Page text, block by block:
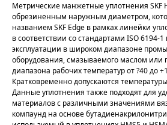
Метрические манжетные уплотнения SKF
обрезиненным наружным диаметром,
названием SKF Edge в рамках линейки
в соответствии со стандартами ISO 6194-
эксплуатации в широком диапазоне
оборудования, смазываемого маслом или
диапазона рабочих температур от ?40 до
Кратковременно допускаются температуры
Данные уплотнения также подходят для
материалов с различными значениями
компаунд на основе